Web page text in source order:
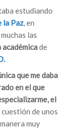
estudiando
la Paz, en
las
de
que me daba
en el que
el
de unos
muy